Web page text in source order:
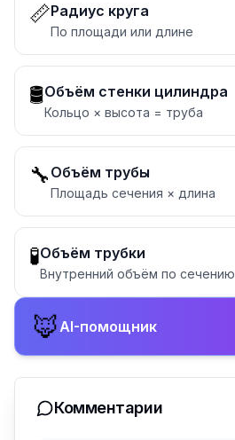
📏Радиус круга
По площади или длине
🛢️Объём стенки цилиндра
Кольцо × высота = труба
🔧 Объём трубы
Площадь сечения × длина
🧪Объём трубки
Внутренний объём по сечению
🦊AI-помощник
Комментарии